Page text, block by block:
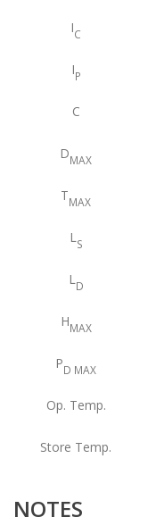
IC
IP
C
DMAX
TMAX
LS
LD
HMAX
PD MAX
Op. Temp.
Store Temp.
NOTES